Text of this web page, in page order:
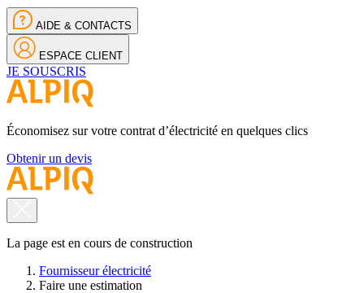
AIDE & CONTACTS
ESPACE CLIENT
JE SOUSCRIS
Économisez sur votre contrat d’électricité en quelques clics
Obtenir un devis
La page est en cours de construction
Fournisseur électricité
Faire une estimation